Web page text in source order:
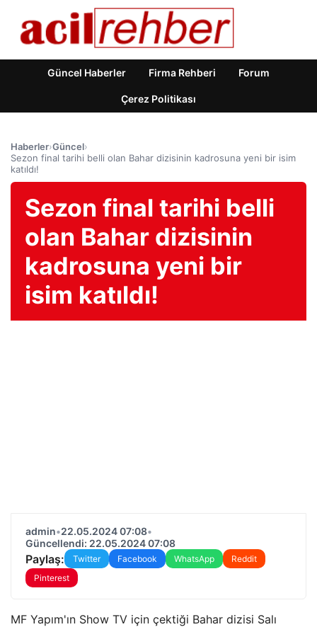
Güncel Haberler Firma Rehberi Forum
Çerez Politikası
Haberler›Güncel›
Sezon final tarihi belli olan Bahar dizisinin kadrosuna yeni bir isim
katıldı!
Sezon final tarihi belli
olan Bahar dizisinin
kadrosuna yeni bir
isim katıldı!
admin•22.05.2024 07:08•
Güncellendi: 22.05.2024 07:08
Paylaş: Twitter Facebook WhatsApp
Reddit
Pinterest
MF Yapım'ın Show TV için çektiği Bahar dizisi Salı